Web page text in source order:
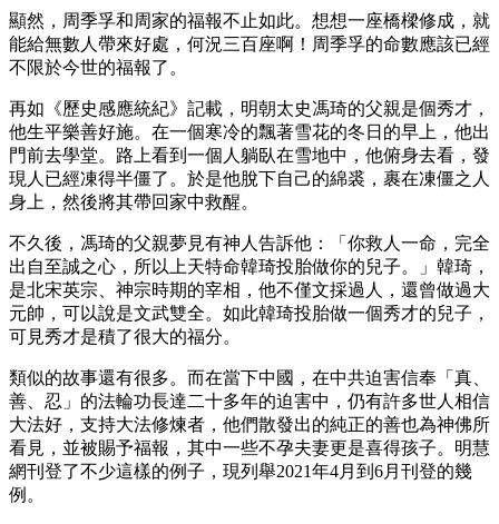
顯然，周季孚和周家的福報不止如此。想想一座橋樑修成，就
能給無數人帶來好處，何況三百座啊！周季孚的命數應該已經
不限於今世的福報了。
再如《歷史感應統紀》記載，明朝太史馮琦的父親是個秀才，
他生平樂善好施。在一個寒冷的飄著雪花的冬日的早上，他出
門前去學堂。路上看到一個人躺臥在雪地中，他俯身去看，發
現人已經凍得半僵了。於是他脫下自己的綿裘，裹在凍僵之人
身上，然後將其帶回家中救醒。
不久後，馮琦的父親夢見有神人告訴他：「你救人一命，完全
出自至誠之心，所以上天特命韓琦投胎做你的兒子。」韓琦，
是北宋英宗、神宗時期的宰相，他不僅文採過人，還曾做過大
元帥，可以說是文武雙全。如此韓琦投胎做一個秀才的兒子，
可見秀才是積了很大的福分。
類似的故事還有很多。而在當下中國，在中共迫害信奉「真、
善、忍」的法輪功長達二十多年的迫害中，仍有許多世人相信
大法好，支持大法修煉者，他們散發出的純正的善也為神佛所
看見，並被賜予福報，其中一些不孕夫妻更是喜得孩子。明慧
網刊登了不少這樣的例子，現列舉2021年4月到6月刊登的幾
例。